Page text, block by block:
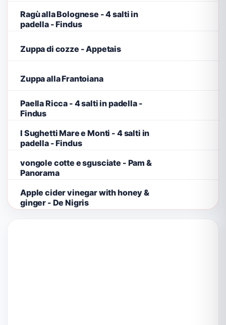
Ragù alla Bolognese - 4 salti in
padella - Findus
Zuppa di cozze - Appetais
Zuppa alla Frantoiana
Paella Ricca - 4 salti in padella -
Findus
I Sughetti Mare e Monti - 4 salti in
padella - Findus
vongole cotte e sgusciate - Pam &
Panorama
Apple cider vinegar with honey &
ginger - De Nigris